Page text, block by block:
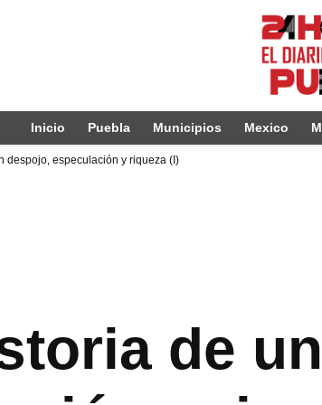
Inicio Puebla Municipios Mexico
despojo, especulación y riqueza (I)
de